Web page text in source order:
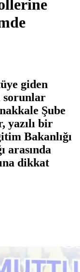
giden
sorunlar
Şube
yazılı bir
Bakanlığı
arasında
dikkat